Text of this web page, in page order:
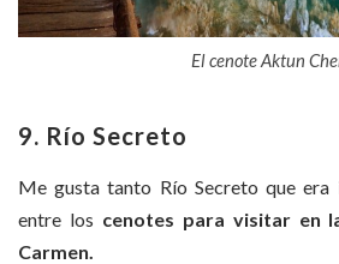
El cenote Aktun
9. Río Secreto
Me gusta tanto Río Secreto que era
entre los cenotes para visitar en
Carmen.